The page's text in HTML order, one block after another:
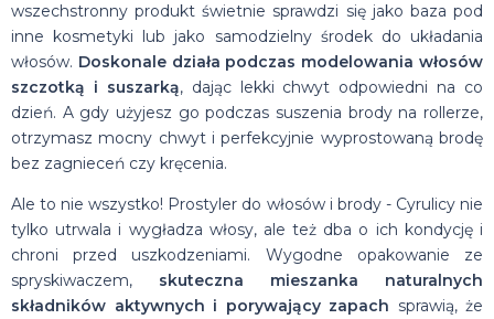
wszechstronny produkt świetnie sprawdzi się jako baza pod
inne kosmetyki lub jako samodzielny środek do układania
włosów. Doskonale działa podczas modelowania włosów
szczotką i suszarką, dając lekki chwyt odpowiedni na co
dzień. A gdy użyjesz go podczas suszenia brody na rollerze,
otrzymasz mocny chwyt i perfekcyjnie wyprostowaną brodę
bez zagnieceń czy kręcenia.
Ale to nie wszystko! Prostyler do włosów i brody - Cyrulicy nie
tylko utrwala i wygładza włosy, ale też dba o ich kondycję i
chroni przed uszkodzeniami. Wygodne opakowanie ze
spryskiwaczem, skuteczna mieszanka naturalnych
składników aktywnych i porywający zapach sprawią, że